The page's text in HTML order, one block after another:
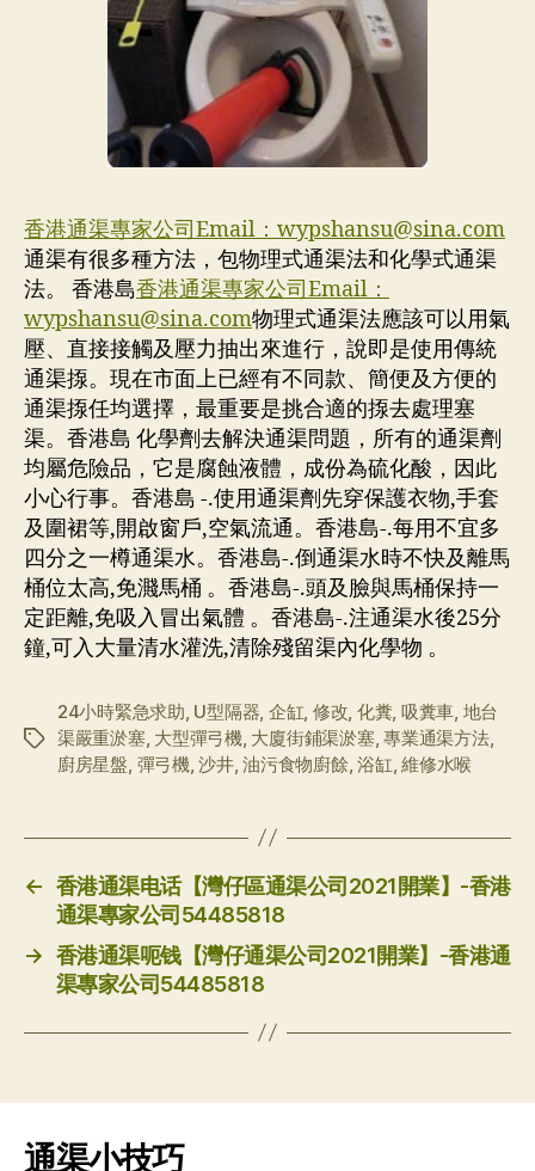
香港通渠專家公司Email： wypshansu@sina.com
通渠有很多種方法，包物理式通渠法和化學式通渠
法。 香港島香港通渠專家公司Email：
wypshansu@sina.com物理式通渠法應該可以用氣
壓、直接接觸及壓力抽出來進行，說即是使用傳統
通渠揼。現在市面上已經有不同款、簡便及方便的
通渠揼任均選擇，最重要是挑合適的揼去處理塞
渠。香港島 化學劑去解決通渠問題，所有的通渠劑
均屬危險品，它是腐蝕液體，成份為硫化酸，因此
小心行事。香港島 -.使用通渠劑先穿保護衣物,手套
及圍裙等,開啟窗戶,空氣流通。香港島-.每用不宜多
四分之一樽通渠水。香港島-.倒通渠水時不快及離馬
桶位太高,免濺馬桶 。香港島-.頭及臉與馬桶保持一
定距離,免吸入冒出氣體 。香港島-.注通渠水後25分
鐘,可入大量清水灌洗,清除殘留渠內化學物 。
标
24小時緊急求助 U型隔器 企缸 修改 化糞 吸糞車 地台
渠嚴重淤塞, 大型彈弓機, 大廈街鋪渠淤塞,專業通渠方法,
廚房星盤 彈弓機,沙井,油污食物廚餘 ,浴缸 ,維修水喉
← 香港通渠电话【灣仔區通渠公司2021開業】-香港
通渠專家公司54485818
→ 香港通渠呃钱【灣仔通渠公司2021開業】-香港通
渠專家公司54485818
通渠小技巧